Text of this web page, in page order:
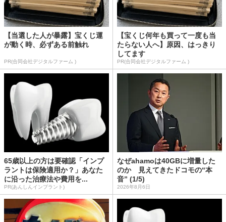
【当選した人が暴露】宝くじ運
が動く時、必ずある前触れ
PR(合同会社デジタルファーム )
【宝くじ何年も買って一度も当
たらない人へ】原因、はっきり
してます
PR(合同会社デジタルファーム )
65歳以上の方は要確認「インプ
ラントは保険適用か？」あなた
に沿った治療法や費用を...
PR(あんしんインプラント)
なぜahamoは40GBに増量した
のか 見えてきたドコモの“本
音” (1/5)
2026年8月6日